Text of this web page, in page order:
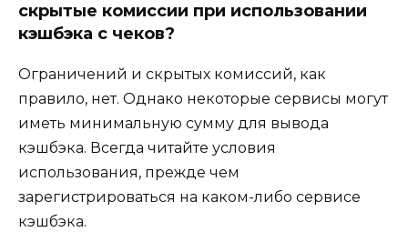
скрытые комиссии при использовании
кэшбэка с чеков?
Ограничений и скрытых комиссий, как
правило, нет. Однако некоторые сервисы могут
иметь минимальную сумму для вывода
кэшбэка. Всегда читайте условия
использования, прежде чем
зарегистрироваться на каком-либо сервисе
кэшбэка.